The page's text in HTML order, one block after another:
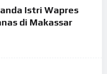
Istri Wapres
di Makassar